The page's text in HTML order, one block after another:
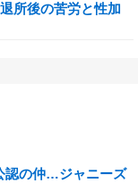
所後の苦労と性加
認の仲…ジャニーズ